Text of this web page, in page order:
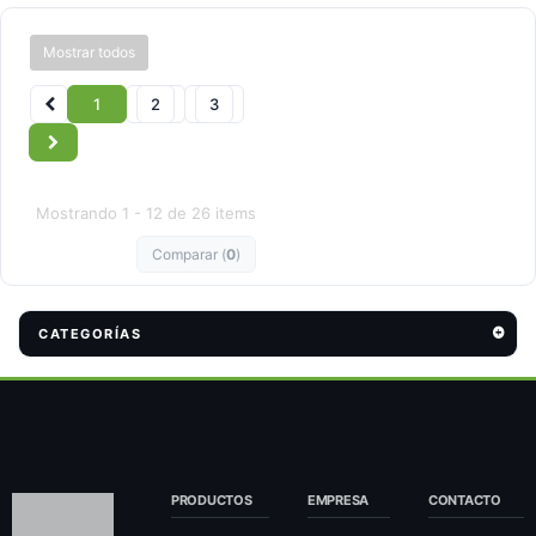
CATEGORÍAS
Mostrar todos
1 2 3
Mostrando 1 - 12 de 26 items
Comparar (0)
PRODUCTOS EMPRESA CONTACTO